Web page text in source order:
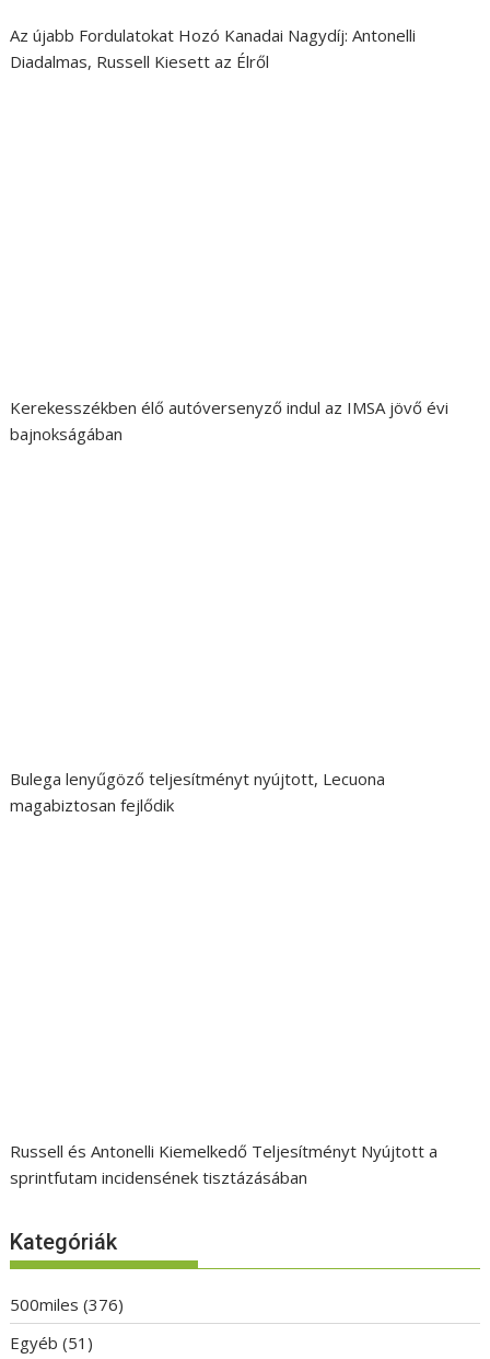
Az újabb Fordulatokat Hozó Kanadai Nagydíj: Antonelli
Diadalmas, Russell Kiesett az Élről
Kerekesszékben élő autóversenyző indul az IMSA jövő évi
bajnokságában
Bulega lenyűgöző teljesítményt nyújtott, Lecuona
magabiztosan fejlődik
Russell és Antonelli Kiemelkedő Teljesítményt Nyújtott a
sprintfutam incidensének tisztázásában
Kategóriák
500miles (376)
Egyéb (51)